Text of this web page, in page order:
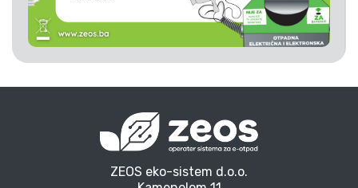
ZEOS eko-sistem d.o.o.